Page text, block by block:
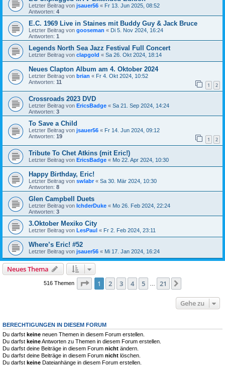
Letzter Beitrag von jsauer56 « Fr 13. Jun 2025, 08:52
Antworten: 4
E.C. 1969 Live in Staines mit Buddy Guy & Jack Bruce
Letzter Beitrag von gooseman « Di 5. Nov 2024, 16:24
Antworten: 1
Legends North Sea Jazz Festival Full Concert
Letzter Beitrag von clapgold « Sa 26. Okt 2024, 18:14
Neues Clapton Album am 4. Oktober 2024
Letzter Beitrag von brian « Fr 4. Okt 2024, 10:52
Antworten: 11 1 2
Crossroads 2023 DVD
Letzter Beitrag von EricsBadge « Sa 21. Sep 2024, 14:24
Antworten: 3
To Save a Child
Letzter Beitrag von jsauer56 « Fr 14. Jun 2024, 09:12
Antworten: 19 1 2
Tribute To Chet Atkins (mit Eric!)
Letzter Beitrag von EricsBadge « Mo 22. Apr 2024, 10:30
Happy Birthday, Eric!
Letzter Beitrag von swlabr« Sa 30. Mär 2024, 10:30
Antworten: 8
Glen Campbell Duets
Letzter Beitrag von IchderDuke « Mo 26. Feb 2024, 22:24
Antworten: 3
3.Oktober Mexiko City
Letzter Beitrag von LesPaul « Fr 2. Feb 2024, 23:11
Where’s Eric! #52
Letzter Beitrag von jsauer56 « Mi 17. Jan 2024, 16:24
Neues Thema
516 Themen Seite 1von 21
1 2 3 4 5 21
Gehe zu
BERECHTIGUNGEN IN DIESEM FORUM
Du darfst keine neuen Themen in diesem Forum erstellen.
Du darfst keineAntworten zu Themen in diesem Forum erstellen.
Du darfst deine Beiträge in diesem Forum nicht ändern.
Du darfst deine Beiträge in diesem Forum nicht löschen.
Du darfst keine Dateianhänge in diesem Forum erstellen.